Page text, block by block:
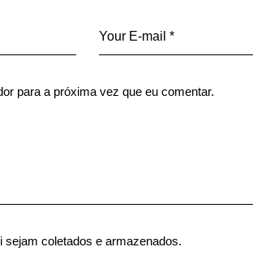
para a próxima vez que eu comentar.
coletados e armazenados.